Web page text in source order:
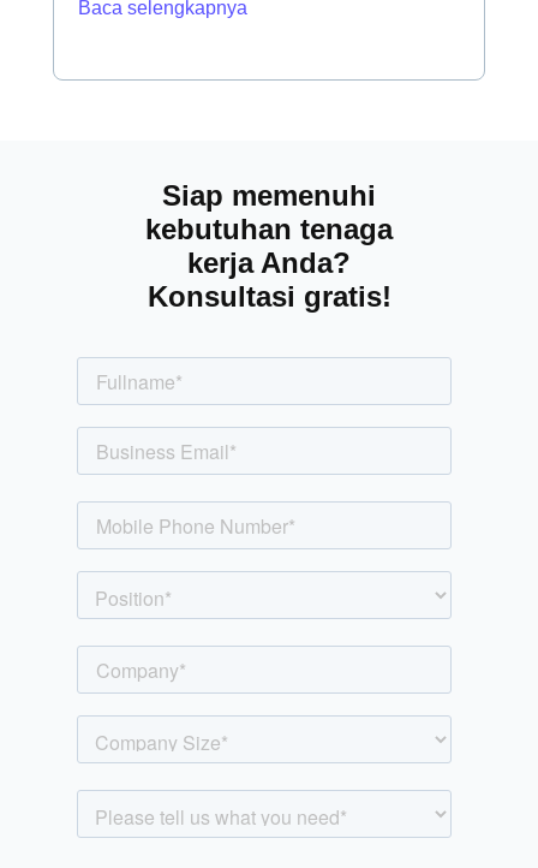
Baca selengkapnya
Siap memenuhi
kebutuhan tenaga
kerja Anda?
Konsultasi gratis!